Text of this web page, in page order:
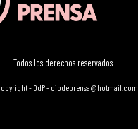
Todos los derechos reservados
- OdP - ojodeprensa@hotmail.com